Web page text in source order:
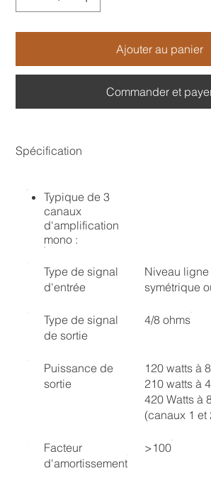
Ajouter au panier
Commander et
Spécification
Typique de 3
canaux
d'amplification
mono :
Type de signal
d'entrée
Niveau
symétrique
Type de signal
de sortie
4/8 ohms
Puissance de
sortie
120 watts à
210 watts à
420 Watts à
(canaux 1 et
Facteur
d'amortissement
>100